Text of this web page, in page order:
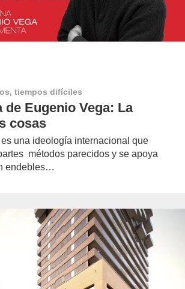
tiempos difíciles
de Eugenio Vega: La
cosas
una ideología internacional que
métodos parecidos y se apoya
endebles…